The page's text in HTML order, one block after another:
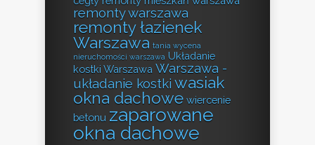
remonty warszawa
remonty łazienek
Warszawa tania wycena
nieruchomości warszawa Układanie
kostki Warszawa Warszawa -
układanie kostki wasiak
okna dachowe wiercenie
betonu zaparowane
okna dachowe